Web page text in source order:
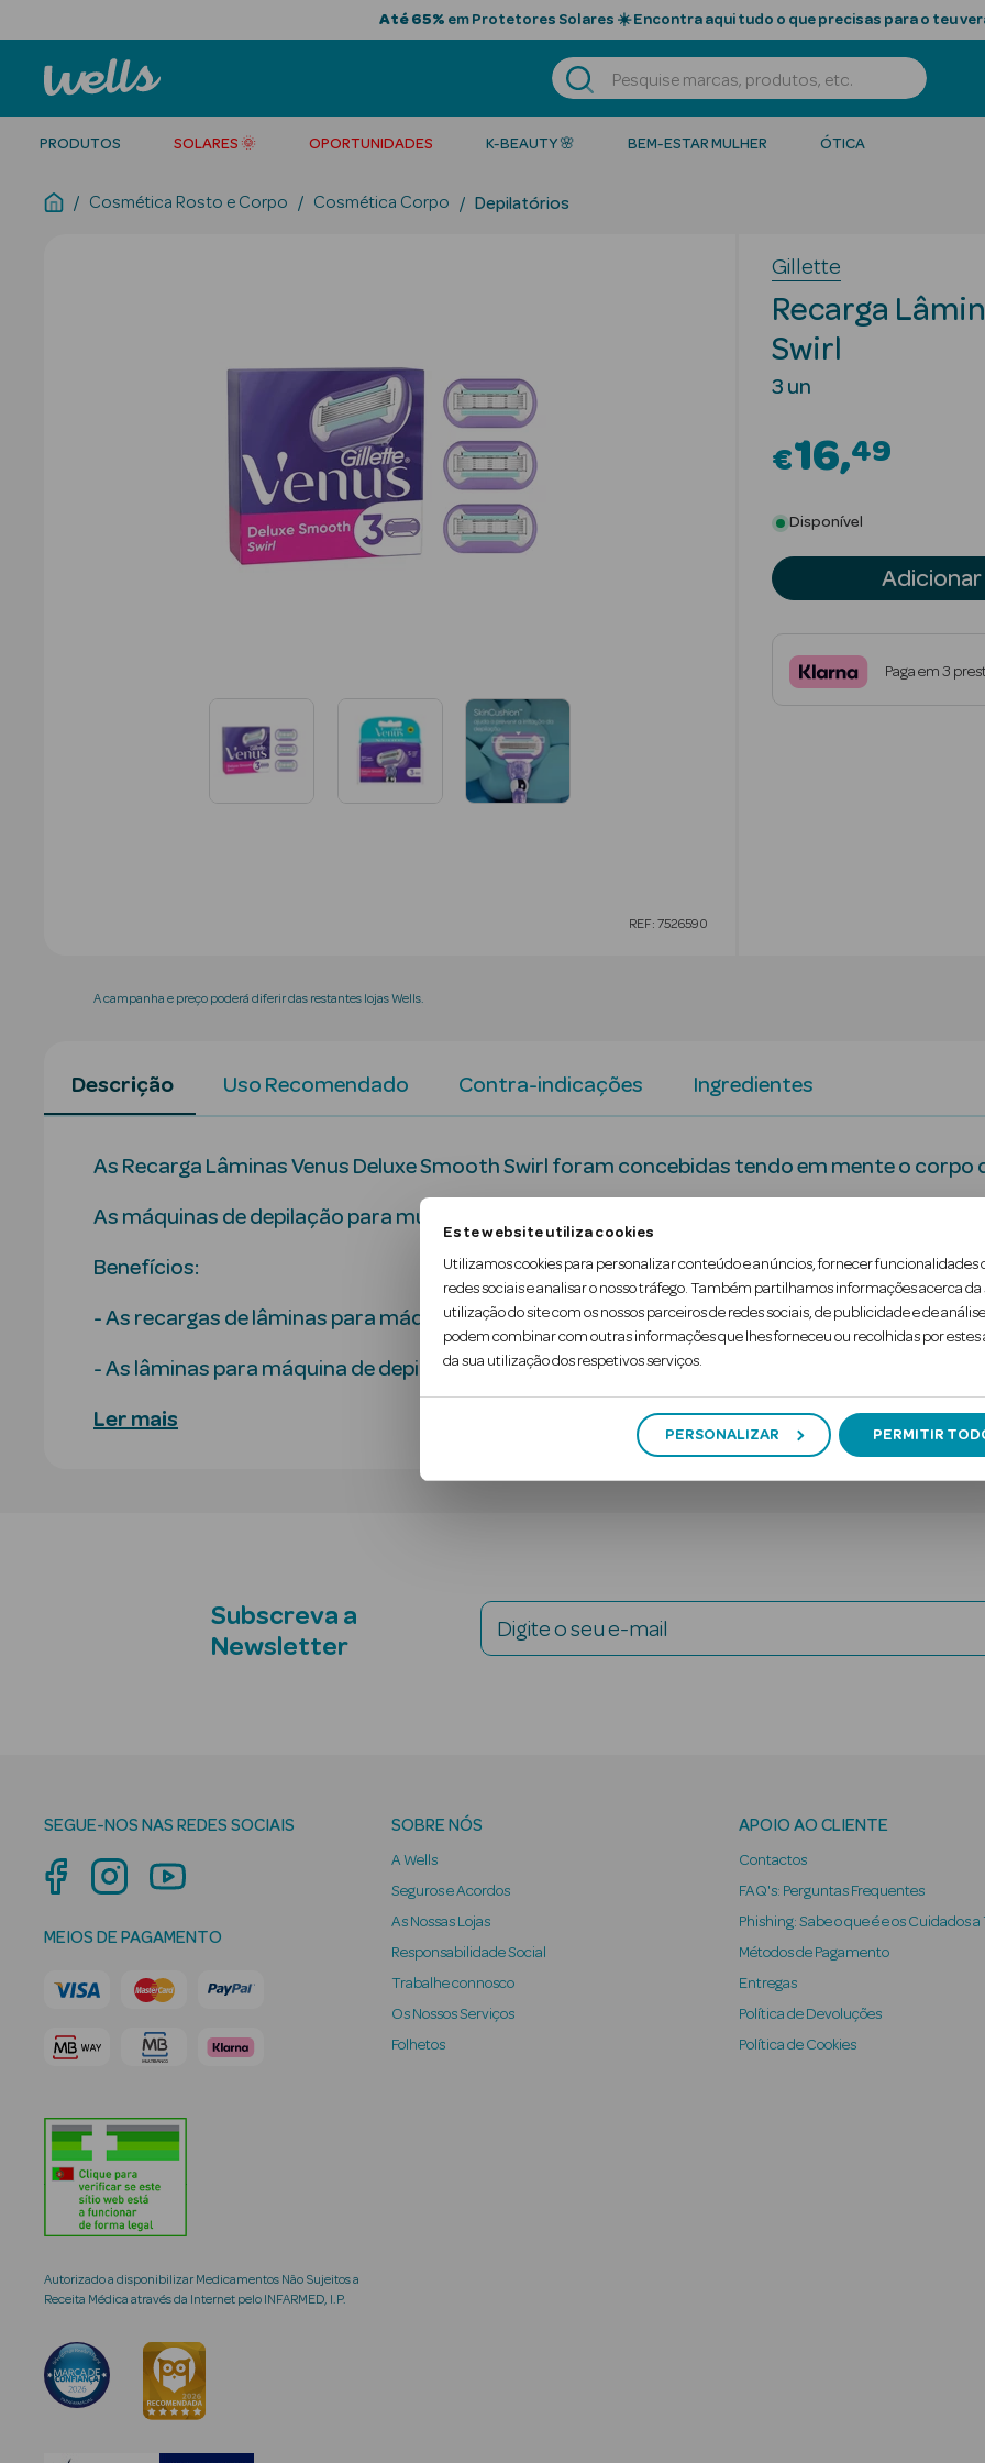
Este website utiliza cookies
Utilizamos cookies para personalizar conteúdo e anúncios, fornecer funcionalidades
redes sociais e analisar o nosso tráfego. Também partilhamos informações acerca da
utilização do site com os nossos parceiros de redes sociais, de publicidade e de
podem combinar com outras informações que lhes forneceu ou recolhidas por estes
da sua utilização dos respetivos serviços.
PERSONALIZAR PERMITIR
Até 65% em Protetores Solares ☀️ Encontra aqui tudo o que precisas para o teu
PRODUTOS SOLARES 🌞 OPORTUNIDADES K-BEAUTY 🌸 BEM-ESTAR MULHER ÓTICA
Cosmética Rosto e Corpo Cosmética Corpo Depilatórios
REF: 7526590
Gillette
Recarga
Swirl
3 un
€16 49
Disponível
Adicionar
Paga em 3
A campanha e preço poderá diferir das restantes lojas Wells.
Descrição Uso Recomendado Contra-indicações Ingredientes
As Recarga Lâminas Venus Deluxe Smooth Swirl foram concebidas tendo em mente o corpo
As máquinas de depilação para mulher Venus Deluxe Smooth Swirl proporcionam uma pele
Benefícios:
- As recargas de lâminas para máquina de depilação têm 5 lâminas para uma depilação super
- As lâminas para máquina de depilação corta…
Ler mais
Subscreva a
Newsletter
Digite o seu e-mail
SEGUE-NOS NAS REDES SOCIAIS
MEIOS DE PAGAMENTO
Autorizado a disponibilizar Medicamentos Não Sujeitos a
Receita Médica através da Internet pelo INFARMED, I.P.
SOBRE NÓS
A Wells
Seguros e Acordos
As Nossas Lojas
Responsabilidade Social
Trabalhe connosco
Os Nossos Serviços
Folhetos
APOIO AO CLIENTE
Contactos
FAQ's: Perguntas Frequentes
Phishing: Sabe o que é e os Cuidados a
Métodos de Pagamento
Entregas
Política de Devoluções
Política de Cookies